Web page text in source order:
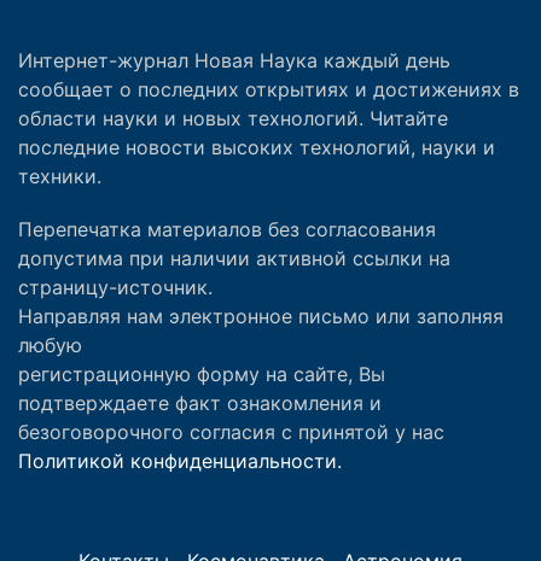
Интернет-журнал Новая Наука каждый день
сообщает о последних открытиях и достижениях в
области науки и новых технологий. Читайте
последние новости высоких технологий, науки и
техники.
Перепечатка материалов без согласования
допустима при наличии активной ссылки на
страницу-источник.
Направляя нам электронное письмо или заполняя
любую
регистрационную форму на сайте, Вы
подтверждаете факт ознакомления и
безоговорочного согласия с принятой у нас
Политикой конфиденциальности.